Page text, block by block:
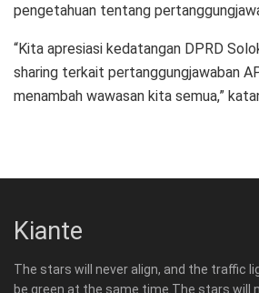
pengetahuan tentang
“Kita apresiasi kedatangan DPRD
sharing terkait pertanggungjawaban
menambah wawasan kita semua,”
Kiante
The stars will never align, and the traffic
be green at the same time.The stars will